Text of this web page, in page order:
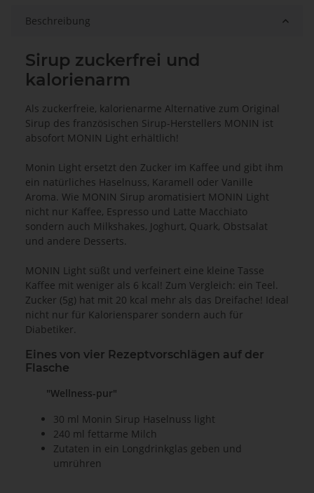
Beschreibung
Sirup zuckerfrei und
kalorienarm
Als zuckerfreie, kalorienarme Alternative zum Original
Sirup des französischen Sirup-Herstellers MONIN ist
absofort MONIN Light erhältlich!
Monin Light ersetzt den Zucker im Kaffee und gibt ihm
ein natürliches Haselnuss, Karamell oder Vanille
Aroma. Wie MONIN Sirup aromatisiert MONIN Light
nicht nur Kaffee, Espresso und Latte Macchiato
sondern auch Milkshakes, Joghurt, Quark, Obstsalat
und andere Desserts.
MONIN Light süßt und verfeinert eine kleine Tasse
Kaffee mit weniger als 6 kcal! Zum Vergleich: ein Teel.
Zucker (5g) hat mit 20 kcal mehr als das Dreifache! Ideal
nicht nur für Kaloriensparer sondern auch für
Diabetiker.
Eines von vier Rezeptvorschlägen auf der
Flasche
"Wellness-pur"
30 ml Monin Sirup Haselnuss light
240 ml fettarme Milch
Zutaten in ein Longdrinkglas geben und
umrühren